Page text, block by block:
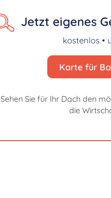
Jetzt eigenes
kostenlos •
Karte für
Sehen Sie für Ihr Dach den
die